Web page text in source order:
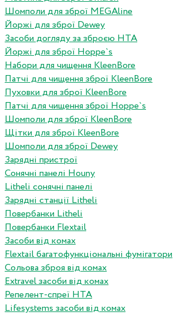
Шомполи для зброї MEGAline
Йоржі для зброї Dewey
Засоби догляду за зброєю HTA
Йоржі для зброї Hoppe`s
Набори для чищення KleenBore
Патчі для чищення зброї KleenBore
Пуховки для зброї KleenBore
Патчі для чищення зброї Hoppe`s
Шомполи для зброї KleenBore
Щітки для зброї KleenBore
Шомполи для зброї Dewey
Зарядні пристрої
Сонячні панелі Houny
Litheli сонячні панелі
Зарядні станції Litheli
Повербанки Litheli
Повербанки Flextail
Засоби від комах
Flextail багатофункціональні фумігатори
Сольова зброя від комах
Extravel засоби від комах
Репелент-спреї HTA
Lifesystems засоби від комах